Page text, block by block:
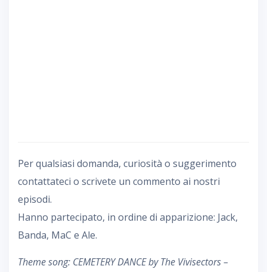
Per qualsiasi domanda, curiosità o suggerimento
contattateci o scrivete un commento ai nostri
episodi.
Hanno partecipato, in ordine di apparizione: Jack,
Banda, MaC e Ale.
Theme song: CEMETERY DANCE by The Vivisectors –